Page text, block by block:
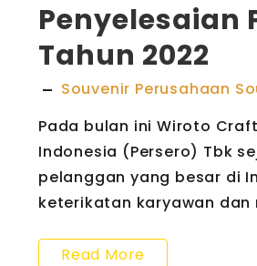
Penyelesaian
Tahun 2022
Souvenir Perusahaan
Pada bulan ini Wiroto
Indonesia (Persero) Tbk
pelanggan yang besar di
keterikatan karyawan
Read More